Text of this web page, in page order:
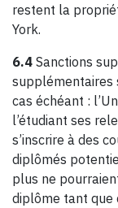
restent la
York.
6.4 Sanctions
supplémentaires
cas échéant :
l’étudiant ses
s’inscrire à des
diplômés
plus ne
diplôme tant que